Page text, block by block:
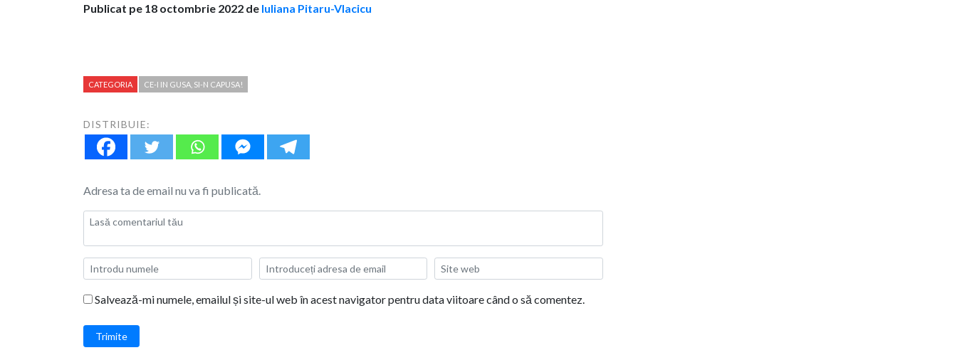
Publicat pe 18 octombrie 2022 de Iuliana Pitaru-Vlacicu
CATEGORIA CE-I IN GUSA, SI-N CAPUSA!
DISTRIBUIE:
Adresa ta de email nu va fi publicată.
Salvează-mi numele, emailul și site-ul web în acest navigator pentru data viitoare când o să comentez.
Trimite